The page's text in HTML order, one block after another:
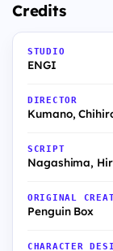
Credits
STUDIO
ENGI
DIRECTOR
Kumano,
SCRIPT
Nagashima,
ORIGINAL
Penguin Box
CHARACTER